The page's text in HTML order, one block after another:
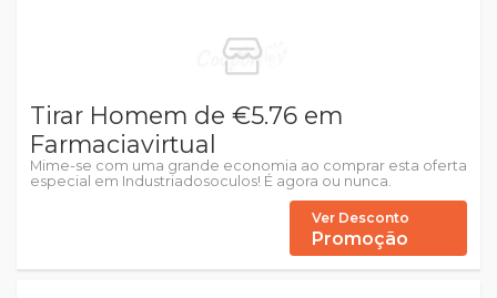
Tirar Homem de €5.76 em
Farmaciavirtual
Mime-se com uma grande economia ao comprar esta oferta
especial em Industriadosoculos! É agora ou nunca.
Ver Desconto
Promoção